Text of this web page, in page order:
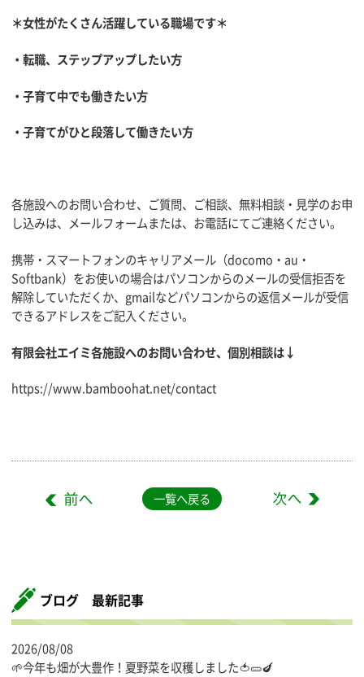
＊女性がたくさん活躍している職場です＊
・転職、ステップアップしたい方
・子育て中でも働きたい方
・子育てがひと段落して働きたい方
各施設へのお問い合わせ、ご質問、ご相談、無料相談・見学のお申
し込みは、メールフォームまたは、お電話にてご連絡ください。
携帯・スマートフォンのキャリアメール（docomo・au・
Softbank）をお使いの場合はパソコンからのメールの受信拒否を
解除していただくか、gmailなどパソコンからの返信メールが受信
できるアドレスをご記入ください。
有限会社エイミ各施設へのお問い合わせ、個別相談は↓
https://www.bamboohat.net/contact
一覧へ戻る
ブログ 最新記事
2026/08/08
🌱今年も畑が大豊作！夏野菜を収穫しました🍅🥒🍆